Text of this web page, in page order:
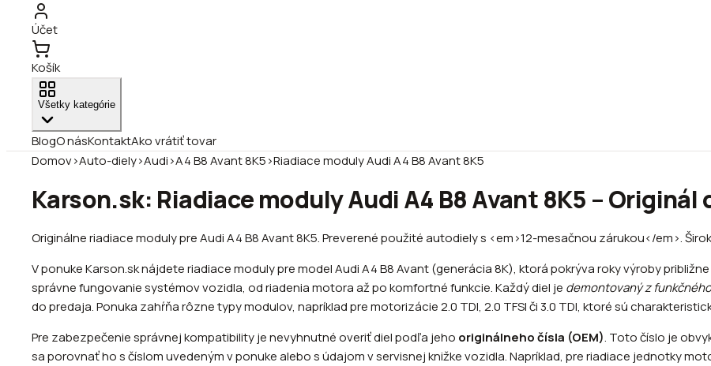
Účet
Košík
Všetky kategórie
BlogO násKontaktAko vrátiť tovar
Domov›Auto-diely›Audi›A4 B8 Avant 8K5›Riadiace moduly Audi A4 B8 Avant 8K5
Karson.sk: Riadiace moduly Audi A4 B8 Avant 8K5 – Originál
Originálne riadiace moduly pre Audi A4 B8 Avant 8K5. Preverené použité autodiely s <em>12-mesačnou zárukou</em>.
V ponuke Karson.sk nájdete riadiace moduly pre model Audi A4 B8 Avant (generácia 8K), ktorá pokrýva roky výroby
správne fungovanie systémov vozidla, od riadenia motora až po komfortné funkcie. Každý diel je demontovaný z
do predaja. Ponuka zahŕňa rôzne typy modulov, napríklad pre motorizácie 2.0 TDI, 2.0 TFSI či 3.0 TDI, ktoré sú
Pre zabezpečenie správnej kompatibility je nevyhnutné overiť diel podľa jeho originálneho čísla (OEM). Toto číslo je
sa porovnať ho s číslom uvedeným v ponuke alebo s údajom v servisnej knižke vozidla. Napríklad, pre riadiace jednotky